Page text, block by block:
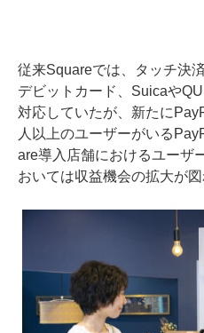
従来Squareでは、タッチ決
デビットカード、Suicaや
対応していたが、新たに
人以上のユーザーがいる
are導入店舗におけるユーザ
おいては収益機会の拡大が図